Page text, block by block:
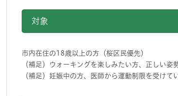
対象
市内在住の18歳以上の方（桜区民優先）
（補足）ウォーキングを楽しみたい方、正しい姿
（補足）妊娠中の方、医師から運動制限を受けて